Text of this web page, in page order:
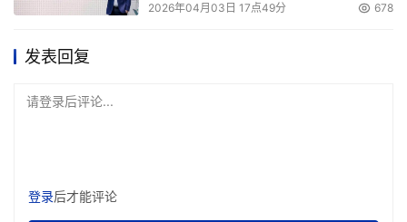
2026年04月03日 17点49分 678
发表回复
请登录后评论...
登录后才能评论